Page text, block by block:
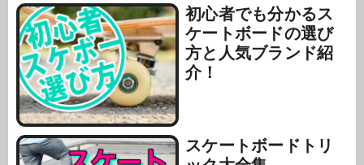
初心者でも分かるス
ケートボードの選び
方と人気ブランド紹
介！
スケートボードトリ